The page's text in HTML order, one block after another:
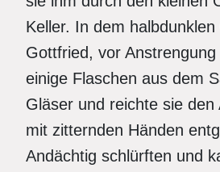
Keller. In dem
Gottfried, vor Anstrengung
einige Flaschen aus dem
Gläser und reichte sie den
mit zitternden Händen
Andächtig schlürften und